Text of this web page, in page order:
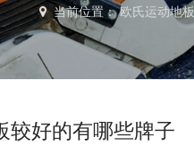
当前位置：欧氏运动地板
较好的有哪些牌子